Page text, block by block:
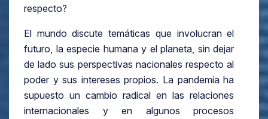
respecto?
El mundo discute temáticas que involucran el
futuro, la especie humana y el planeta, sin dejar
de lado sus perspectivas nacionales respecto al
poder y sus intereses propios. La pandemia ha
supuesto un cambio radical en las relaciones
internacionales y en algunos procesos